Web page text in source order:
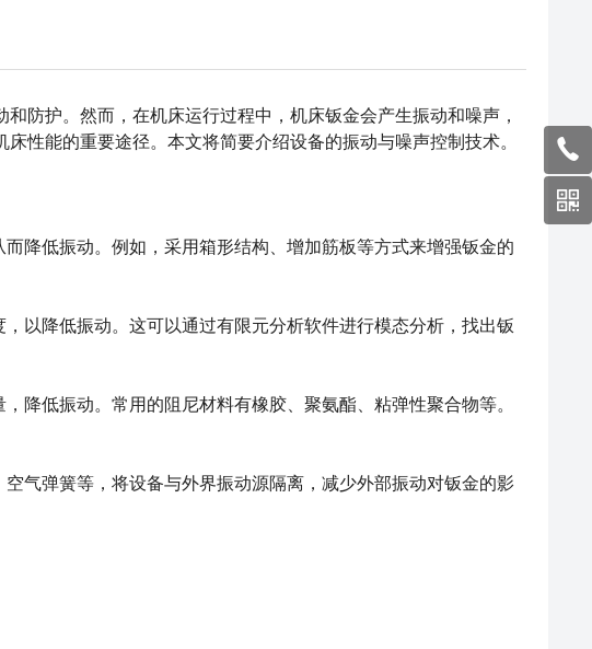
防护。然而，在机床运行过程中，机床钣金会产生振动和噪声，
性能的重要途径。本文将简要介绍设备的振动与噪声控制技术。
低振动。例如，采用箱形结构、增加筋板等方式来增强钣金的
降低振动。这可以通过有限元分析软件进行模态分析，找出钣
低振动。常用的阻尼材料有橡胶、聚氨酯、粘弹性聚合物等。
弹簧等，将设备与外界振动源隔离，减少外部振动对钣金的影